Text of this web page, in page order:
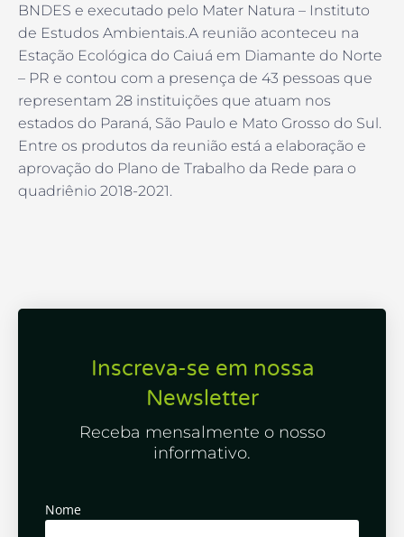
BNDES e executado pelo Mater Natura – Instituto
de Estudos Ambientais.A reunião aconteceu na
Estação Ecológica do Caiuá em Diamante do Norte
– PR e contou com a presença de 43 pessoas que
representam 28 instituições que atuam nos
estados do Paraná, São Paulo e Mato Grosso do Sul.
Entre os produtos da reunião está a elaboração e
aprovação do Plano de Trabalho da Rede para o
quadriênio 2018-2021.
Inscreva-se em nossa
Newsletter
Receba mensalmente o nosso
informativo.
Nome